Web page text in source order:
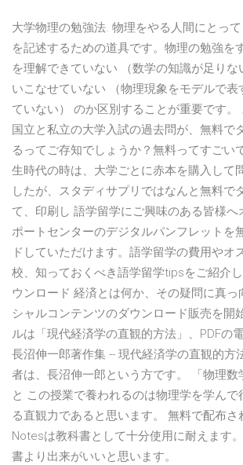
大学物理の勉強法. 物理をやる人間にとっ
を記述するための道具です。物理の勉強を
を理解できていない （数学の知識が足りな
いこなせていない （物理現象をモデルで表
ていない） のか区別することが重要です。
国立と私立の大学入試の過去問が、無料で
るってご存知でしょうか？無料ってすごい
生時代の時は、大学ごとに赤本を購入して
したが、スタディサプリではなんと無料で
て、印刷し 語学留学にご興味のある皆様へ
ポートセンターのデジタルパンフレットを
ドしていただけます。語学留学の費用やオ
校、知っておくべき語学留学tipsをご紹介
ウンロード 経済とは何か、その疑問に真っ
シャルコンテンツのダウンロード販売を開
ルは「現代経済学の直観的方法」、PDFの
長沼伸一郎著作集 -- 現代経済学の直観的方
者は、長沼伸一郎という方です。 「物理数
と この授業で養われるのは物理学を学んで
る直観力であると思います。 無料で配布さ
Notesは教科書として十分使用に耐えます
書より出来がいいと思います。